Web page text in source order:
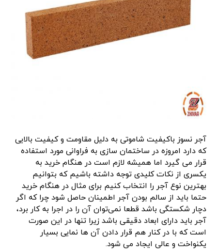
آجر نسوز باکیفیت شاموتی به دلیل مقاومت و کیفیت بالایی
که دارد امروزه در ساختمان سازی به فراوانی مورد استفاده
قرار می گیرد اما همیشه لازم است در هنگام خرید به
یکسری از نکات کلیدی توجه داشته باشیم که بتوانیم
بهترین نوع آجر را انتخاب کنیم برای مثال در هنگام خرید
حتما باید از سالم بودن آجر اطمینان حاصل شود چرا که اگر
دچار شکستگی باشد قطعا نمی‌توان آن را در اجرا به کار برد،
آجر باید دارای ابعاد دقیقی باشد زیرا تنها در این صورت
است که با در کنار هم قرار دادن آن ها نمایی بسیار
یکنواخت و عالی ایجاد می شود.